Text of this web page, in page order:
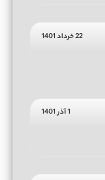
22 خرداد 1401
1 آذر 1401